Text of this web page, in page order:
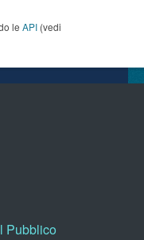
le API (vedi
Pubblico